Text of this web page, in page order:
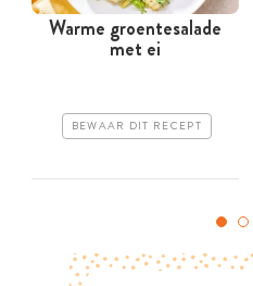
Warme groentesalade
met ei
BEWAAR DIT RECEPT